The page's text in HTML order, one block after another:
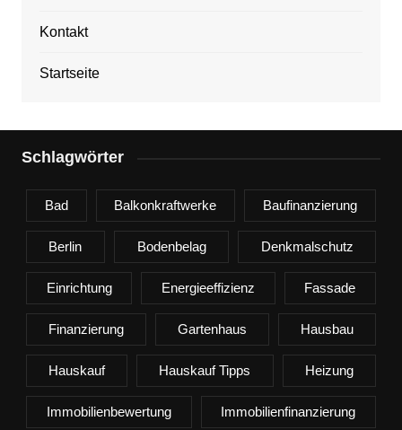
Kontakt
Startseite
Schlagwörter
Bad Balkonkraftwerke Baufinanzierung
Berlin Bodenbelag Denkmalschutz
Einrichtung Energieeffizienz Fassade
Finanzierung Gartenhaus Hausbau
Hauskauf Hauskauf Tipps Heizung
Immobilienbewertung Immobilienfinanzierung